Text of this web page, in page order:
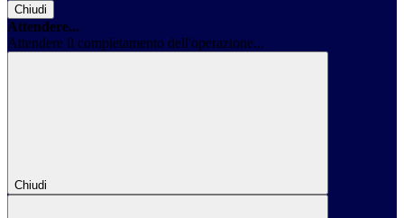
Chiudi
Attendere...
Attendere il completamento dell'operazione...
Chiudi